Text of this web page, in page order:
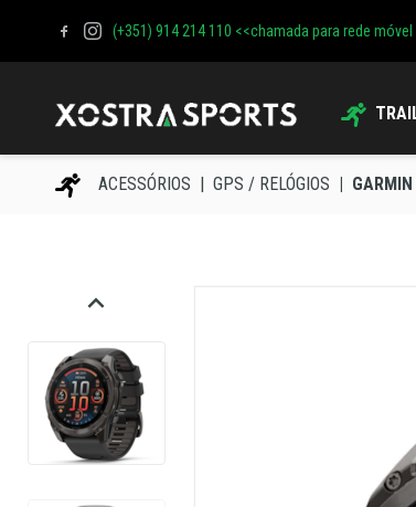
(+351) 914 214 110 <<chamada para rede
ACESSÓRIOS GPS / RELÓGIOS